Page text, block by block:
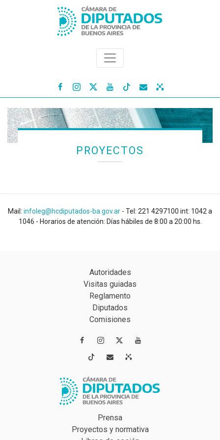
   
PROYECTOS
Mail: infoleg@hcdiputados-ba.gov.ar - Tel: 221 4297100 int: 1042 a
1046 - Horarios de atención: Días hábiles de 8:00 a 20:00 hs.
Autoridades
Visitas guiadas
Reglamento
Diputados
Comisiones
 
 
Prensa
Proyectos y normativa